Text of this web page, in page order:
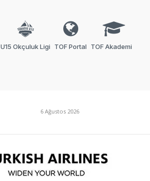
U15 Okçuluk Ligi TOF Portal TOF Akademi
6 Ağustos 2026